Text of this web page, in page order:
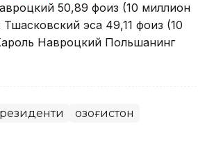
50,89 фоиз (10 миллион
эса 49,11 фоиз (10
Навроцкий Польшанинг
Қозоғистон